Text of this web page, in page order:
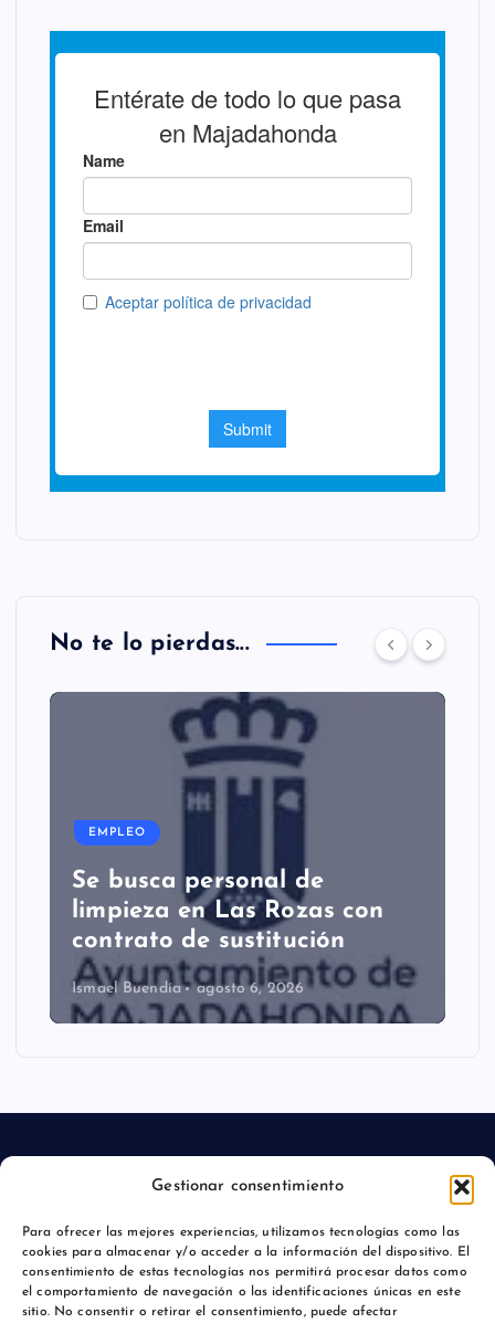
Gestionar consentimiento
Para ofrecer las mejores experiencias, utilizamos tecnologías como las
cookies para almacenar y/o acceder a la información del dispositivo. El
consentimiento de estas tecnologías nos permitirá procesar datos como
el comportamiento de navegación o las identificaciones únicas en este
sitio. No consentir o retirar el consentimiento, puede afectar
No te lo pierdas...
EMPLEO
Se busca personal de
limpieza en Las Rozas con
contrato de sustitución
Ismael Buendía agosto 6, 2026
Política de privacidad